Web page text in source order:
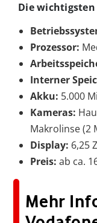
Die wichtigsten
Prozessor:
Interner
Akku: 5.000
Kameras:
Makrolinse (2
Display: 6,25
Preis: ab ca.
Mehr